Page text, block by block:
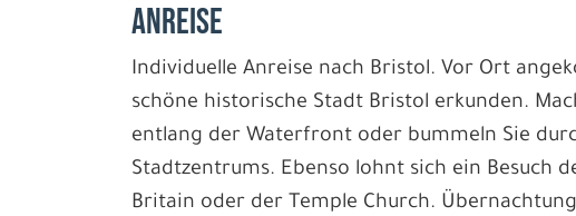
ANREISE
Individuelle Anreise nach Bristol. Vor Ort
schöne historische Stadt Bristol erkunden.
entlang der Waterfront oder bummeln Sie
Stadtzentrums. Ebenso lohnt sich ein Besuch
Britain oder der Temple Church.